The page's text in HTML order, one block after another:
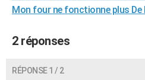
CARTE DE VOEUX
Carte de Noël
Carte Bonne année
Carte Saint-Valentin
Carte Pâques
Carte d'anniversaire
DICTIONNAIRE
Mon four ne fonctionne plus De
2 réponses
RÉPONSE 1 / 2